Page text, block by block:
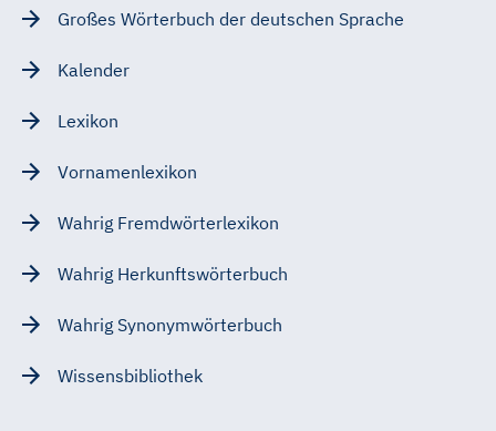
Großes Wörterbuch der deutschen Sprache
Kalender
Lexikon
Vornamenlexikon
Wahrig Fremdwörterlexikon
Wahrig Herkunftswörterbuch
Wahrig Synonymwörterbuch
Wissensbibliothek